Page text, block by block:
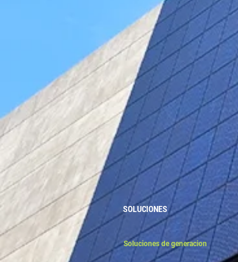
SOLUCIONES
Soluciones de generacion